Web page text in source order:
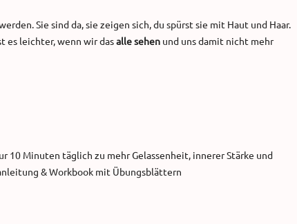
Sie sind da, sie zeigen sich, du spürst sie mit Haut und Haar.
es leichter, wenn wir dasalle sehen und uns damit nicht mehr
10 Minuten täglich zu mehr Gelassenheit, innerer Stärke und
& Workbook mit Übungsblättern